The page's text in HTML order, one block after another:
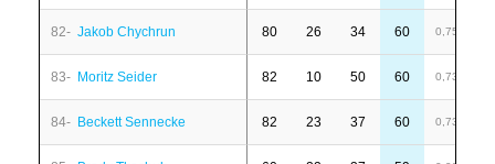
82- Jakob Chychrun 80 26 34 60 0,75
83- Moritz Seider 82 10 50 60 0,73
84- Beckett Sennecke 82 23 37 60 0,73